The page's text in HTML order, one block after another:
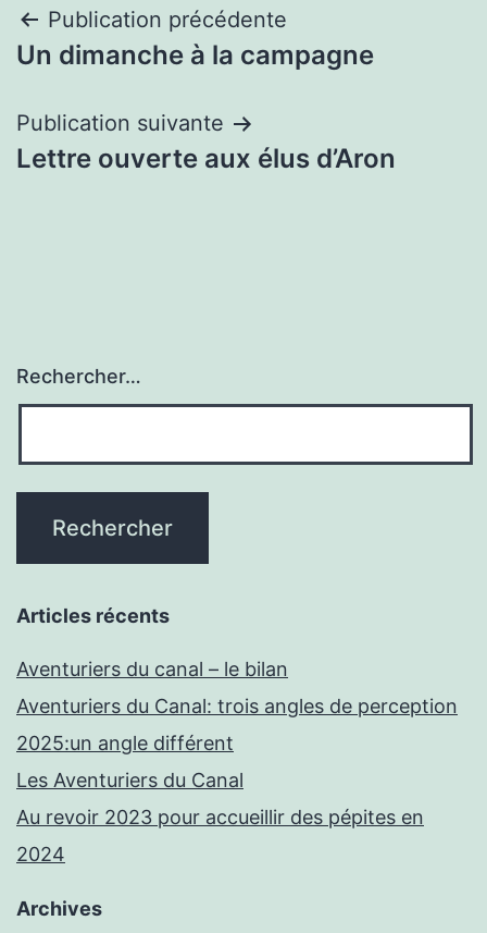
Navigation
de
l’article
Publication précédente
Un dimanche à la campagne
Publication suivante
Lettre ouverte aux élus d’Aron
Rechercher…
Articles récents
Aventuriers du canal – le bilan
Aventuriers du Canal: trois angles de perception
2025:un angle différent
Les Aventuriers du Canal
Au revoir 2023 pour accueillir des pépites en
2024
Archives